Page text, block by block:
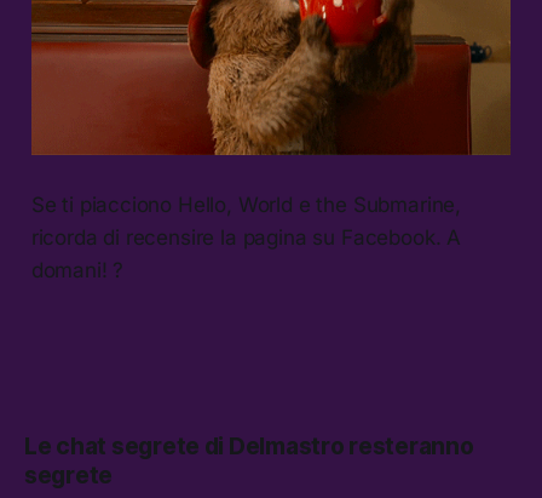
Se ti piacciono Hello, World e the Submarine,
ricorda di recensire la pagina su Facebook. A
domani! ?
Le chat segrete di Delmastro resteranno
segrete